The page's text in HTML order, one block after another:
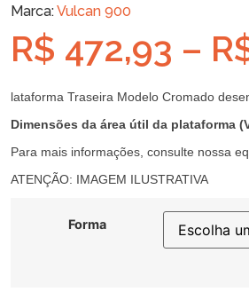
Marca:Vulcan 900
R$ 472,93 –
lataforma Traseira Modelo Cromado
Dimensões da área útil da plataforma
Para mais informações, consulte nossa
ATENÇÃO: IMAGEM ILUSTRATIVA
Forma